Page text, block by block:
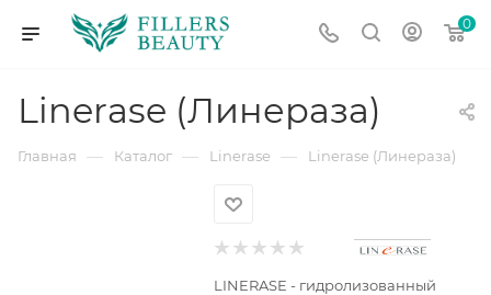
0
Linerase (Линераза)
Главная — Каталог — Linerase — Linerase (Линераза)
LINERASE - гидролизованный